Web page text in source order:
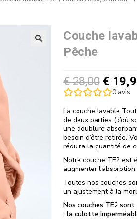
Couche
Pêche
€28,00 €
0avis
La couche lavable
de deux parties (d’où
une doublure
besoin d’être retirée.
réduira la quantité de
Notre couche TE2 est
augmenter l’absorption.
Toutes nos couches
un ajustement à la
Nos couches TE2 sont
: la culotte